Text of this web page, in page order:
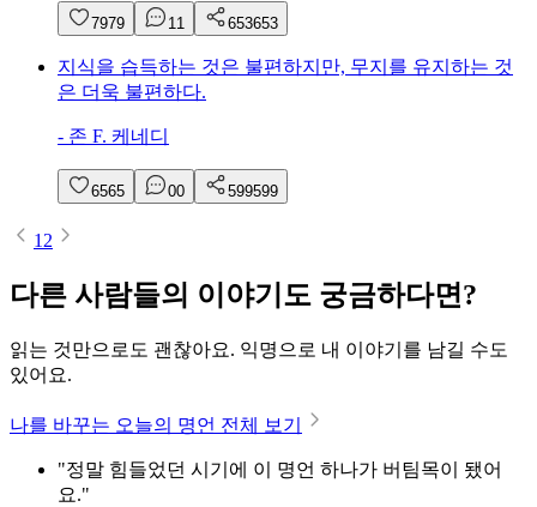
7979 11 653653
지식을 습득하는 것은 불편하지만, 무지를 유지하는 것
은 더욱 불편하다.
- 존 F. 케네디
6565 00 599599
12
다른 사람들의 이야기도 궁금하다면?
읽는 것만으로도 괜찮아요. 익명으로 내 이야기를 남길 수도
있어요.
나를 바꾸는 오늘의 명언 전체 보기
"정말 힘들었던 시기에 이 명언 하나가 버팀목이 됐어
요."